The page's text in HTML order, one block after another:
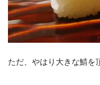
ただ、やはり大きな鯖を